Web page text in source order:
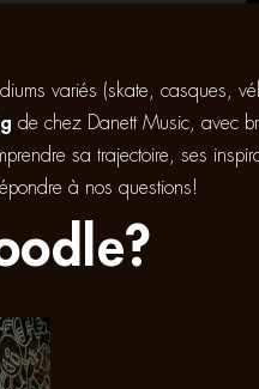
variés (skate, casques,
de chez Danett Music, avec
sa trajectoire, ses
à nos questions!